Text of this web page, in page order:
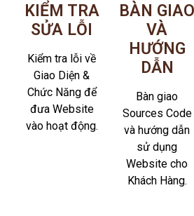
KIỂM TRA
SỬA LỖI
Kiểm tra lỗi về
Giao Diện &
Chức Năng để
đưa Website
vào hoạt động.
BÀN GIAO
VÀ
HƯỚNG
DẪN
Bàn giao
Sources Code
và hướng dẫn
sử dụng
Website cho
Khách Hàng.